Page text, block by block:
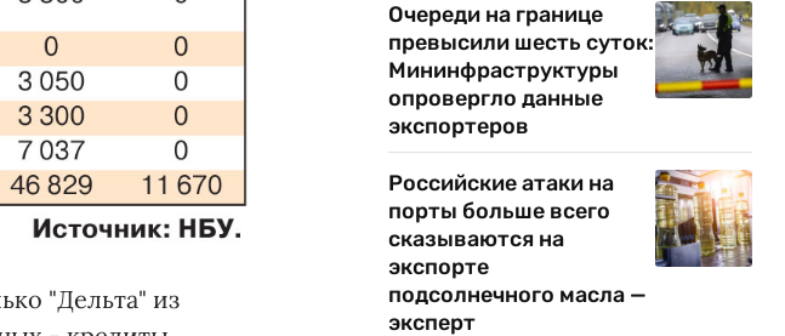
"Дельта" из
Очереди на границе
превысили шесть суток:
Мининфраструктуры
опровергло данные
экспортеров
Российские атаки на
порты больше всего
сказываются на
экспорте
подсолнечного масла —
эксперт